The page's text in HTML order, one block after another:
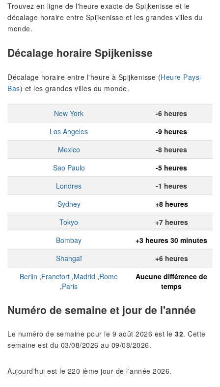
Trouvez en ligne de l'heure exacte de Spijkenisse et le
décalage horaire entre Spijkenisse et les grandes villes du
monde.
Décalage horaire Spijkenisse
Décalage horaire entre l'heure à Spijkenisse (Heure Pays-
Bas) et les grandes villes du monde.
New York
-6 heures
Los Angeles
-9 heures
Mexico
-8 heures
Sao Paulo
-5 heures
Londres
-1 heures
Sydney
+8 heures
Tokyo
+7 heures
Bombay
+3 heures 30 minutes
Shangaï
+6 heures
Berlin ,Francfort ,Madrid ,Rome
,Paris
Aucune différence de
temps
Numéro de semaine et jour de l'année
Le numéro de semaine pour le 9 août 2026 est le 32. Cette
semaine est du 03/08/2026 au 09/08/2026.
Aujourd'hui est le 220 ième jour de l'année 2026.